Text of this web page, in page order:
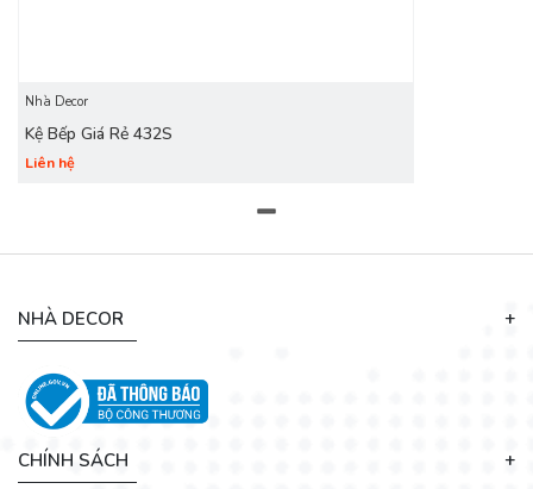
tủ bếp gỗ công nghiệp đẹp hiện nay được nhiều khách
hàng ưa thích . Mẫu tủ bếp giá rẻ phải chăng đang được
quan tâm với những thiết kế ấn tượng và bền, làm cho không
gian phòng bếp thoáng đãng.
Nhà Decor
Kệ Bếp Giá Rẻ 432S
Liên hệ
NHÀ DECOR
CHÍNH SÁCH